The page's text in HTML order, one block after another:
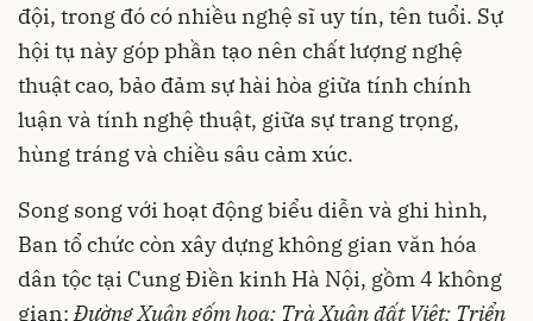
đội, trong đó có nhiều nghệ sĩ uy tín, tên tuổi. Sự
hội tụ này góp phần tạo nên chất lượng nghệ
thuật cao, bảo đảm sự hài hòa giữa tính chính
luận và tính nghệ thuật, giữa sự trang trọng,
hùng tráng và chiều sâu cảm xúc.
Song song với hoạt động biểu diễn và ghi hình,
Ban tổ chức còn xây dựng không gian văn hóa
dân tộc tại Cung Điền kinh Hà Nội, gồm 4 không
gian:Đường Xuân gốm hoa; Trà Xuân đất Việt; Triển